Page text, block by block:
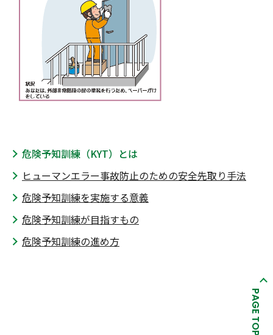
危険予知訓練（KYT）とは
ヒューマンエラー事故防止のための安全先取り手法
危険予知訓練を実施する意義
危険予知訓練が目指すもの
危険予知訓練の進め方
PAGE TOP